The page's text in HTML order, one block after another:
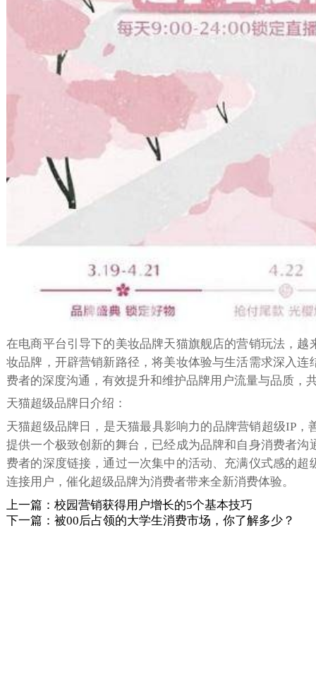
在电商平台引导下的美妆品牌天猫旗舰店的营销玩法，
妆品牌，开辟营销新路径，将美妆体验与生活需求深入
费者的深度沟通，有效提升和维护品牌用户流量与品质，
天猫超级品牌日介绍：
天猫超级品牌日，是天猫最具影响力的品牌营销超级IP
提供一个极致创新的舞台，已经成为品牌和自身消费者
费者的深度链接，通过一次集中的活动、充满仪式感的
连接用户，催化超级品牌为消费者带来全新消费体验。
上一篇：校园营销获得用户增长的5个基本技巧
下一篇：被00后占领的大学生消费市场，你了解多少？